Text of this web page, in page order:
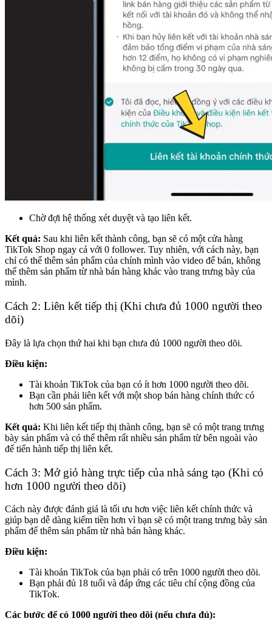
Chờ đợi hệ thống xét duyệt và tạo liên kết.
Kết quả: Sau khi liên kết thành công, bạn sẽ có một cửa hàng
TikTok Shop ngay cả với 0 follower. Tuy nhiên, với cách này, bạn
chỉ có thể thêm sản phẩm của chính mình vào video để bán, không
thể thêm sản phẩm từ nhà bán hàng khác vào trang trưng bày của
mình.
Cách 2: Liên kết tiếp thị (Khi chưa đủ 1000 người theo
dõi)
Đây là lựa chọn thứ hai khi bạn chưa đủ 1000 người theo dõi.
Điều kiện:
Tài khoản TikTok của bạn có ít hơn 1000 người theo dõi.
Bạn cần phải liên kết với một shop bán hàng chính thức có
hơn 500 sản phẩm.
Kết quả: Khi liên kết tiếp thị thành công, bạn sẽ có một trang trưng
bày sản phẩm và có thể thêm rất nhiều sản phẩm từ bên ngoài vào
để tiến hành tiếp thị liên kết.
Cách 3: Mở giỏ hàng trực tiếp của nhà sáng tạo (Khi có
hơn 1000 người theo dõi)
Cách này được đánh giá là tối ưu hơn việc liên kết chính thức và
giúp bạn dễ dàng kiếm tiền hơn vì bạn sẽ có một trang trưng bày sản
phẩm để thêm sản phẩm từ nhà bán hàng khác.
Điều kiện:
Tài khoản TikTok của bạn phải có trên 1000 người theo dõi.
Bạn phải đủ 18 tuổi và đáp ứng các tiêu chí cộng đồng của
TikTok.
Các bước để có 1000 người theo dõi (nếu chưa đủ):